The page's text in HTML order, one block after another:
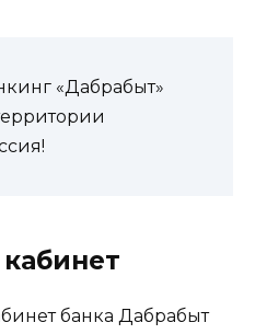
«Дабрабыт»
банка Дабрабыт